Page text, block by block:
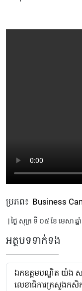
ប្រភព៖ Business
| ថ្ងៃ សុក្រ ទី ០៥ ខែ មេសា ឆ្
អត្ថបទទាក់ទង
ឯកឧត្តមបណ្ឌិត យ៉ង សាំ
លេខាធិការក្រសួងកសិក